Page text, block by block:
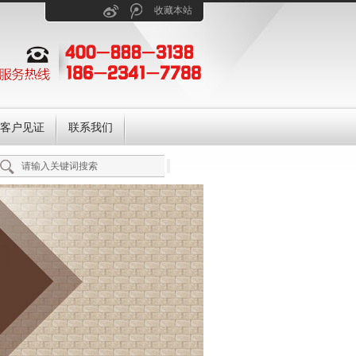
收藏本站
客户见证 联系我们